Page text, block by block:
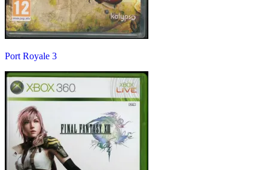
Port Royale 3